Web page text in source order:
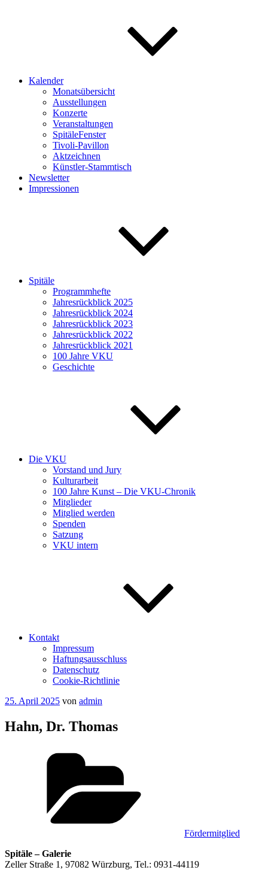
Kalender
Monatsübersicht
Ausstellungen
Konzerte
Veranstaltungen
SpitäleFenster
Tivoli-Pavillon
Aktzeichnen
Künstler-Stammtisch
Newsletter
Impressionen
Spitäle
Programmhefte
Jahresrückblick 2025
Jahresrückblick 2024
Jahresrückblick 2023
Jahresrückblick 2022
Jahresrückblick 2021
100 Jahre VKU
Geschichte
Die VKU
Vorstand und Jury
Kulturarbeit
100 Jahre Kunst – Die VKU-Chronik
Mitglieder
Mitglied werden
Spenden
Satzung
VKU intern
Kontakt
Impressum
Haftungsausschluss
Datenschutz
Cookie-Richtlinie
Veröffentlicht
25. April 2025 von admin
Hahn, Dr. Thomas
Fördermitglied
Spitäle – Galerie
Zeller Straße 1, 97082 Würzburg, Tel.: 0931-44119